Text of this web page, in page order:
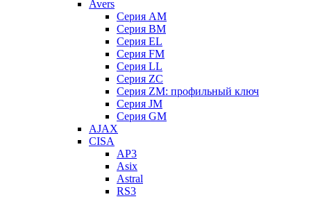
Avers
Серия AM
Серия BM
Серия EL
Серия FM
Серия LL
Серия ZC
Серия ZM: профильный ключ
Серия JM
Серия GM
AJAX
CISA
AP3
Asix
Astral
RS3